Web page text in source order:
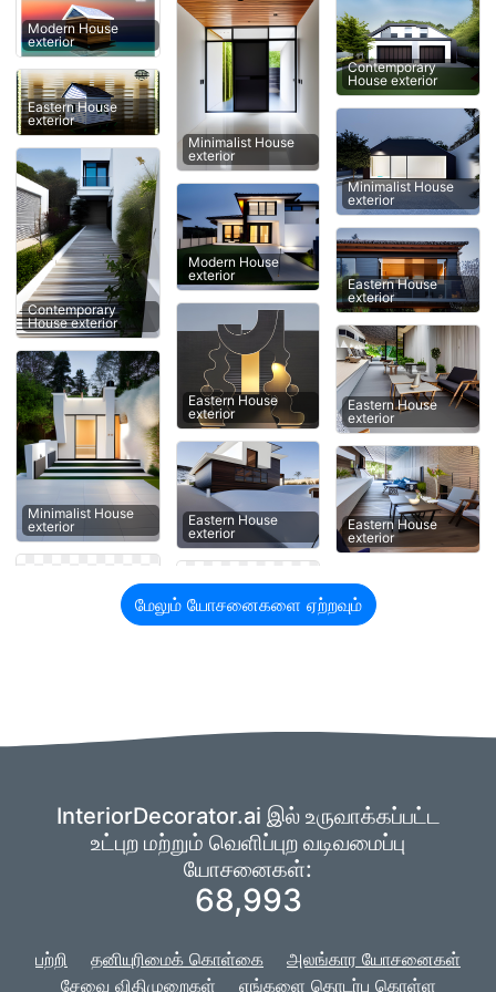
Modern House
exterior
Eastern House
exterior
Contemporary
House exterior
Minimalist House
exterior
Minimalist House
exterior
Modern House
exterior
Eastern House
exterior
Eastern House
exterior
Contemporary
House exterior
Minimalist House
exterior
Eastern House
exterior
Eastern House
exterior
Eastern House
exterior
மேலும் யோசனைகளை ஏற்றவும்
InteriorDecorator.ai இல் உருவாக்கப்பட்ட
உட்புற மற்றும் வெளிப்புற வடிவமைப்பு
யோசனைகள்:
68,993
பற்றி தனியுரிமைக் கொள்கை
அலங்கார யோசனைகள்
சேவை விதிமுறைகள்
எங்களை தொடர்பு கொள்ள